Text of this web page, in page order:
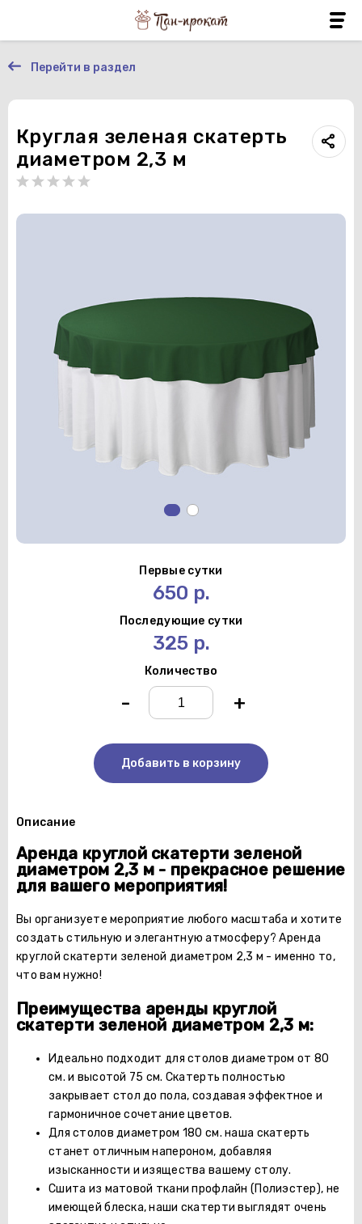
Перейти в раздел
Круглая зеленая скатерть
диаметром 2,3 м
Первые сутки
650 р.
Последующие сутки
325 р.
Количество
- +
Добавить в корзину
Описание
Аренда круглой скатерти зеленой
диаметром 2,3 м - прекрасное решение
для вашего мероприятия!
Вы организуете мероприятие любого масштаба и хотите
создать стильную и элегантную атмосферу? Аренда
круглой скатерти зеленой диаметром 2,3 м - именно то,
что вам нужно!
Преимущества аренды круглой
скатерти зеленой диаметром 2,3 м:
Идеально подходит для столов диаметром от 80
см. и высотой 75 см. Скатерть полностью
закрывает стол до пола, создавая эффектное и
гармоничное сочетание цветов.
Для столов диаметром 180 см. наша скатерть
станет отличным напероном, добавляя
изысканности и изящества вашему столу.
Сшита из матовой ткани профлайн (Полиэстер), не
имеющей блеска, наши скатерти выглядят очень